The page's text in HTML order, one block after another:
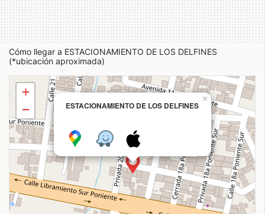
Cómo llegar a ESTACIONAMIENTO DE LOS DELFINES
(*ubicación aproximada)
ESTACIONAMIENTO DE LOS DELFINES
×
+
−